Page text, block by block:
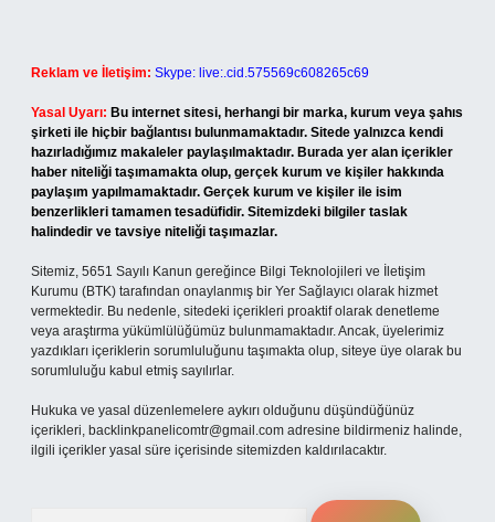
Reklam ve İletişim: Skype: live:.cid.575569c608265c69
Yasal Uyarı: Bu internet sitesi, herhangi bir marka, kurum veya şahıs
şirketi ile hiçbir bağlantısı bulunmamaktadır. Sitede yalnızca kendi
hazırladığımız makaleler paylaşılmaktadır. Burada yer alan içerikler
haber niteliği taşımamakta olup, gerçek kurum ve kişiler hakkında
paylaşım yapılmamaktadır. Gerçek kurum ve kişiler ile isim
benzerlikleri tamamen tesadüfidir. Sitemizdeki bilgiler taslak
halindedir ve tavsiye niteliği taşımazlar.
Sitemiz, 5651 Sayılı Kanun gereğince Bilgi Teknolojileri ve İletişim
Kurumu (BTK) tarafından onaylanmış bir Yer Sağlayıcı olarak hizmet
vermektedir. Bu nedenle, sitedeki içerikleri proaktif olarak denetleme
veya araştırma yükümlülüğümüz bulunmamaktadır. Ancak, üyelerimiz
yazdıkları içeriklerin sorumluluğunu taşımakta olup, siteye üye olarak bu
sorumluluğu kabul etmiş sayılırlar.
Hukuka ve yasal düzenlemelere aykırı olduğunu düşündüğünüz
içerikleri, backlinkpanelicomtr@gmail.com adresine bildirmeniz halinde,
ilgili içerikler yasal süre içerisinde sitemizden kaldırılacaktır.